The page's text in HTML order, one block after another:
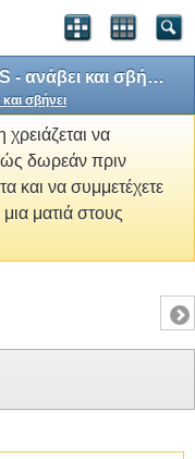
Πρόβλημα με βιντεοκάμερα VHS - ανάβει και σβήνει
σβήνει
να
δωρεάν πριν
και να συμμετέχετε
ματιά στους